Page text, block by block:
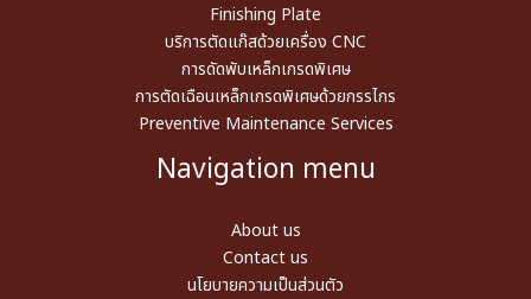
Finishing Plate
บริการตัดแก๊สด้วยเครื่อง CNC
การดัดพับเหล็กเกรดพิเศษ
การตัดเฉือนเหล็กเกรดพิเศษด้วยกรรไกร
Preventive Maintenance Services
Navigation menu
About us
Contact us
นโยบายความเป็นส่วนตัว